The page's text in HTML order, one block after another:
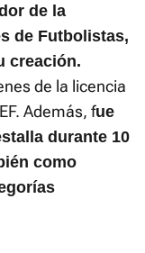
de la
de Futbolistas,
creación.
de la licencia
Además, fue
durante 10
como